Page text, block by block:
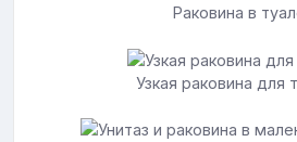
Раковина в
Узкая раковина для